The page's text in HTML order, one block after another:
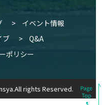
イベント情報
ブ
Q&A
ポリシー
rights Reserved.